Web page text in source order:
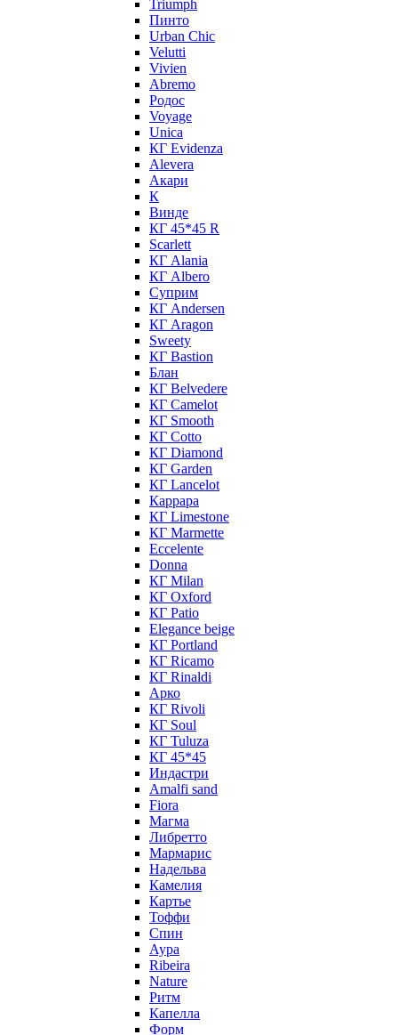
Triumph
Пинто
Urban Chic
Velutti
Vivien
Abremo
Родос
Voyage
Unica
КГ Evidenza
Alevera
Акари
К
Винде
КГ 45*45 R
Scarlett
КГ Alania
КГ Albero
Суприм
КГ Andersen
КГ Aragon
Sweety
КГ Bastion
Блан
КГ Belvedere
КГ Camelot
КГ Smooth
КГ Cotto
КГ Diamond
КГ Garden
КГ Lancelot
Каррара
КГ Limestone
КГ Marmette
Eccelente
Donna
КГ Milan
КГ Oxford
КГ Patio
Elegance beige
КГ Portland
КГ Ricamo
КГ Rinaldi
Арко
КГ Rivoli
КГ Soul
КГ Tuluza
КГ 45*45
Индастри
Amalfi sand
Fiora
Магма
Либретто
Мармарис
Надельва
Камелия
Картье
Тоффи
Спин
Аура
Ribeira
Nature
Ритм
Капелла
Форм